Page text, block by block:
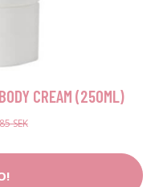
CREAM (250ML)
SEK